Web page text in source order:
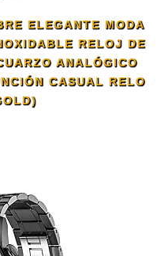
ELEGANTE MODA
RELOJ DE
ANALÓGICO
CASUAL RELO